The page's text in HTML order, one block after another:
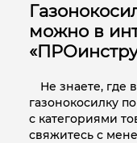
можно в
Не знаете, где
газонокосилку
с категориями
свяжитесь с